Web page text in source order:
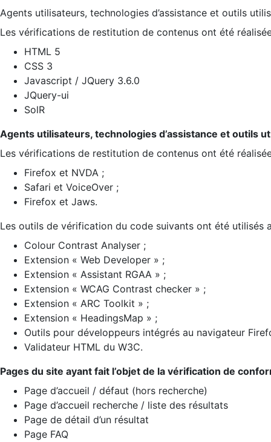
Agents utilisateurs, technologies d’assistance et outils
Les vérifications de restitution de contenus ont été
HTML 5
CSS 3
Javascript / JQuery 3.6.0
JQuery-ui
SolR
Agents utilisateurs, technologies d’assistance et outils
Les vérifications de restitution de contenus ont été
Firefox et NVDA ;
Safari et VoiceOver ;
Firefox et Jaws.
Les outils de vérification du code suivants ont été utilisés
Colour Contrast Analyser ;
Extension « Web Developer » ;
Extension « Assistant RGAA » ;
Extension « WCAG Contrast checker » ;
Extension « ARC Toolkit » ;
Extension « HeadingsMap » ;
Outils pour développeurs intégrés au navigateur
Validateur HTML du W3C.
Pages du site ayant fait l’objet de la vérification de
Page d’accueil / défaut (hors recherche)
Page d’accueil recherche / liste des résultats
Page de détail d’un résultat
Page FAQ